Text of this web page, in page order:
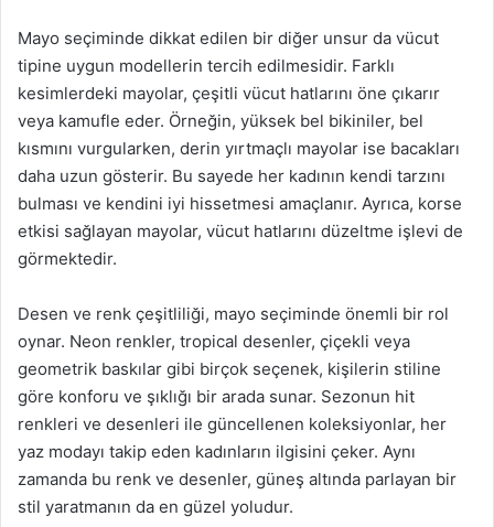
Mayo seçiminde dikkat edilen bir diğer unsur da vücut
tipine uygun modellerin tercih edilmesidir. Farklı
kesimlerdeki mayolar, çeşitli vücut hatlarını öne çıkarır
veya kamufle eder. Örneğin, yüksek bel bikiniler, bel
kısmını vurgularken, derin yırtmaçlı mayolar ise bacakları
daha uzun gösterir. Bu sayede her kadının kendi tarzını
bulması ve kendini iyi hissetmesi amaçlanır. Ayrıca, korse
etkisi sağlayan mayolar, vücut hatlarını düzeltme işlevi de
görmektedir.
Desen ve renk çeşitliliği, mayo seçiminde önemli bir rol
oynar. Neon renkler, tropical desenler, çiçekli veya
geometrik baskılar gibi birçok seçenek, kişilerin stiline
göre konforu ve şıklığı bir arada sunar. Sezonun hit
renkleri ve desenleri ile güncellenen koleksiyonlar, her
yaz modayı takip eden kadınların ilgisini çeker. Aynı
zamanda bu renk ve desenler, güneş altında parlayan bir
stil yaratmanın da en güzel yoludur.